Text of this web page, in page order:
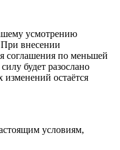
усмотрению
внесении
соглашения по меньшей
будет разослано
остаётся
условиям,